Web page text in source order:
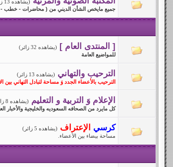
(يشاهده 13 زائر)
جميع مايخص الشأن الديني من ( محاضرات - خطب -
[ المنتدى العام ] (يشاهده 32 زائر)
للمواضيع العامة
الترحيب والتهاني (يشاهده 13 زائر)
الترحيب بالأعضاء الجدد وَ مساحة لتبادل التهاني بين
الإعلام وَ التربية و التعليم (يشاهده 8 زائر)
كل مايرد من الصحافه السعوديه والخليجية والأخبار
كرسي الإعتراف (يشاهده 5 زائر)
مساحة بيضاء بين الأعضاء.